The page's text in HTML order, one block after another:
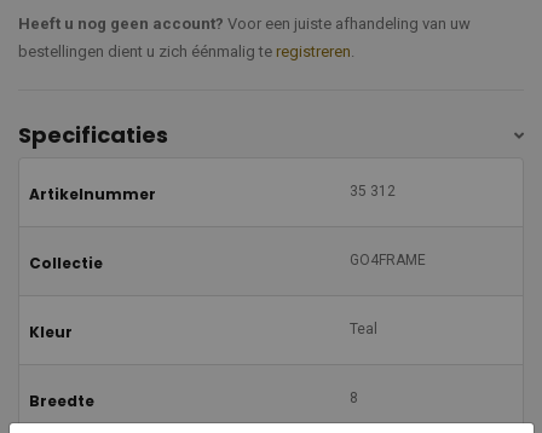
Heeft u nog geen account? Voor een juiste afhandeling van uw
bestellingen dient u zich éénmalig te registreren.
Specificaties
Artikelnummer 35 312
Collectie GO4FRAME
Kleur Teal
Breedte 8